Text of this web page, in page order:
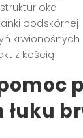
oka
podskórnej
krwionośnych
z kością
łuku